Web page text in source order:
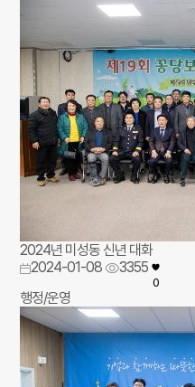
2024년 미성동 신년 대화
2024-01-08
3355
0
행정/운영